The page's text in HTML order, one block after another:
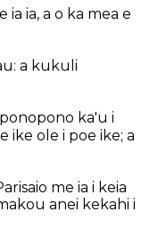
ia ia, a o ka mea e
a kukuli
ka'u i
ike ole i poe ike; a
me ia i keia
anei kekahi i